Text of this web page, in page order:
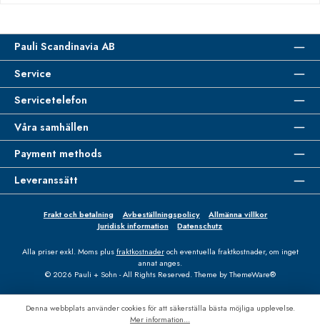
Pauli Scandinavia AB
Service
Servicetelefon
Våra samhällen
Payment methods
Leveranssätt
Frakt och betalning Avbeställningspolicy
Allmänna villkor
Juridisk information
Datenschutz
Alla priser exkl. Moms plusfraktkostnaderoch eventuella fraktkostnader, om inget
annat anges.
© 2026 Pauli + Sohn - All Rights Reserved. Theme byThemeWare®
Denna webbplats använder cookies för att säkerställa bästa möjliga upplevelse.
Mer information...